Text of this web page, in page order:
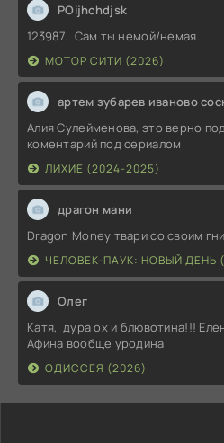
POijhchdjsk
123987, Сам ты немой/немая.
МОТОР СИТИ (2026)
артем зубарев иваново
Алия Сулейменова, это верно
коментарий под сериалом
ЛИХИЕ (2024-2025)
драгон мани
Dragon Money твари со своим
ЧЕЛОВЕК-ПАУК: НОВЫЙ ДЕНЬ
Олег
Катя, дура ох и блювотина!!!
Афина вообще уродина
ОДИССЕЯ (2026)